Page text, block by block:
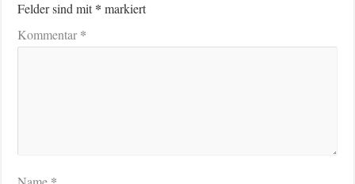
Felder sind mit* markiert
Kommentar*